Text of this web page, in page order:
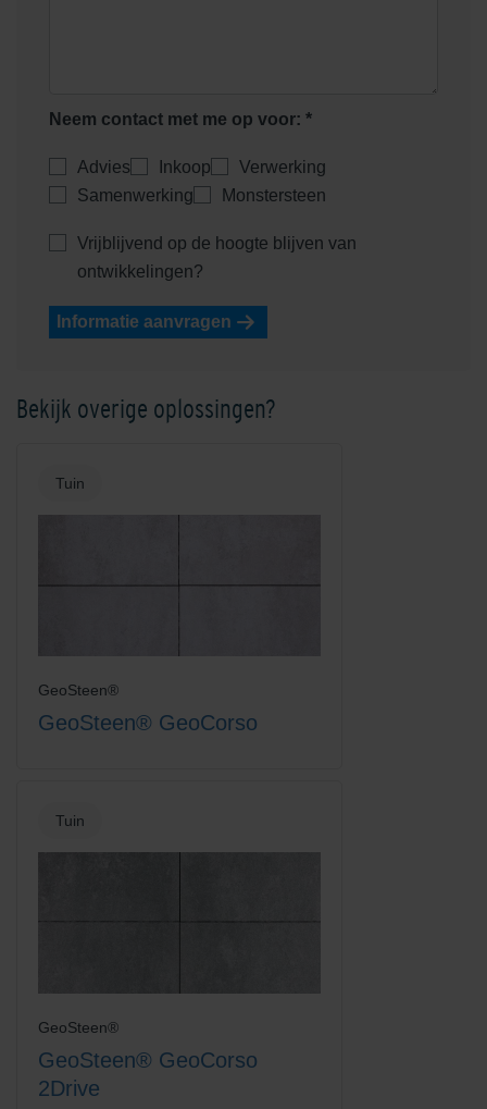
Neem contact met me op voor: *
Advies Inkoop
Verwerking
Samenwerking
Monstersteen
Vrijblijvend op de hoogte blijven van
ontwikkelingen?
Informatie aanvragen
Bekijk overige oplossingen?
Tuin
GeoSteen®
GeoSteen® GeoCorso
Tuin
GeoSteen®
GeoSteen® GeoCorso
2Drive